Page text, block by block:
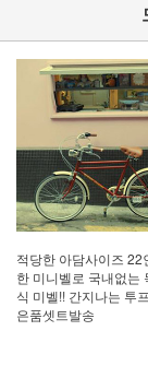
적당한 아담사이즈 22
한 미니벨로 국내없는
식 미벨!! 간지나는 투
은품셋트발송